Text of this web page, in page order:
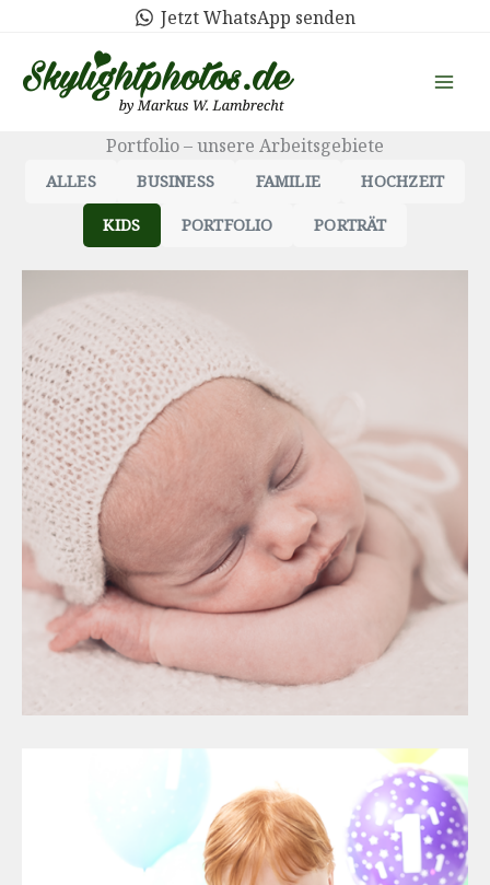
springen
Jetzt WhatsApp senden
Portfolio – unsere Arbeitsgebiete
ALLES BUSINESS FAMILIE HOCHZEIT
KIDS PORTFOLIO PORTRÄT